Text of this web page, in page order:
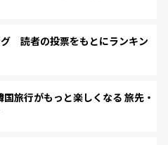
読者の投票をもとにランキン
旅行がもっと楽しくなる 旅先・